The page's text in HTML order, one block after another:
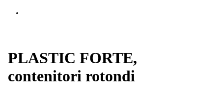
PLASTIC FORTE,
contenitori rotondi